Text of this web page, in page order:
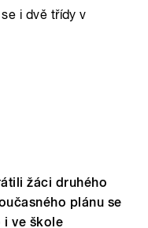
i dvě třídy v
žáci druhého
plánu se
i ve škole